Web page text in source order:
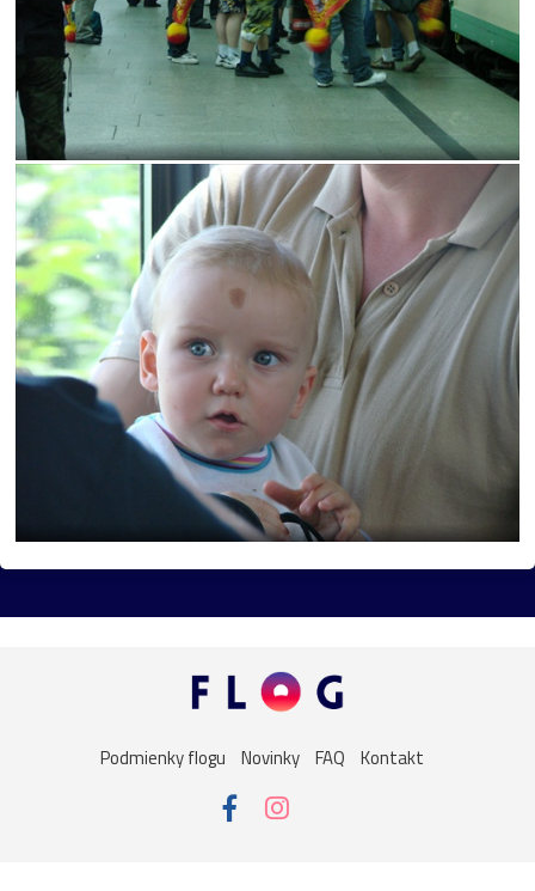
Podmienky flogu Novinky FAQ Kontakt